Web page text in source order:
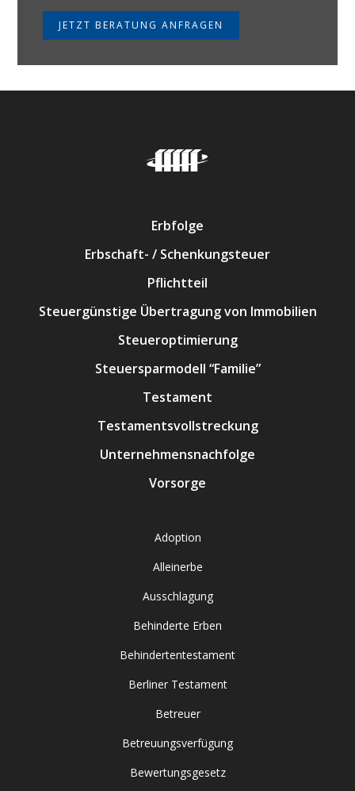
JETZT BERATUNG ANFRAGEN
Erbfolge
Erbschaft- / Schenkungsteuer
Pflichtteil
Steuergünstige Übertragung von Immobilien
Steueroptimierung
Steuersparmodell “Familie”
Testament
Testamentsvollstreckung
Unternehmensnachfolge
Vorsorge
Adoption
Alleinerbe
Ausschlagung
Behinderte Erben
Behindertentestament
Berliner Testament
Betreuer
Betreuungsverfügung
Bewertungsgesetz